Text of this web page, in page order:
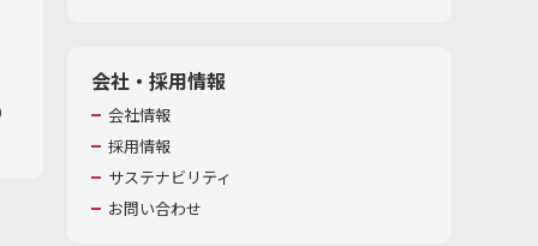
会社・採用情報
会社情報
採用情報
サステナビリティ
お問い合わせ